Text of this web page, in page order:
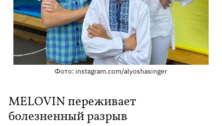
Фото: instagram.com/alyoshasinger
MELOVIN переживает
болезненный разрыв